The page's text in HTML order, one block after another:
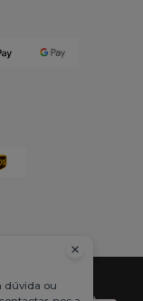
cookies| Mapa do Site
dúvida ou